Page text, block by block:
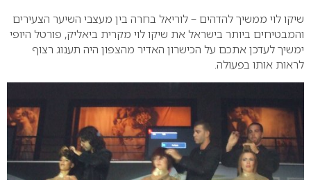
שיקו לוי ממשיך להדהים – לוריאל בחרה בין מעצבי השיער הצעירים
והמבטיחים ביותר בישראל את שיקו לוי מקרית ביאליק, פורטל היופי
ימשיך לעדכן אתכם על הכישרון האדיר מהצפון היה תענוג רצוף
לראות אותו בפעולה.